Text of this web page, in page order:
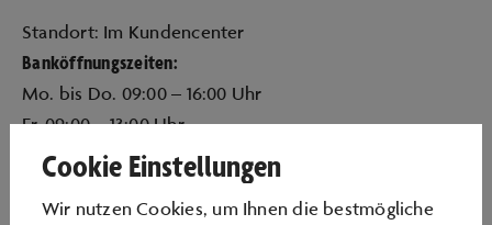
Standort: Im Kundencenter
Banköffnungszeiten:
Mo. bis Do. 09:00 – 16:00 Uhr
Fr. 09:00 – 13:00 Uhr
Kassenöffnungszeiten:
Mo. bis Do. 09:00 – 12:00 Uhr und 13:00 – 16:00 Uhr
Fr. 09:00 – 13:00 Uhr
Cookie Einstellungen
Wir nutzen Cookies, um Ihnen die bestmögliche